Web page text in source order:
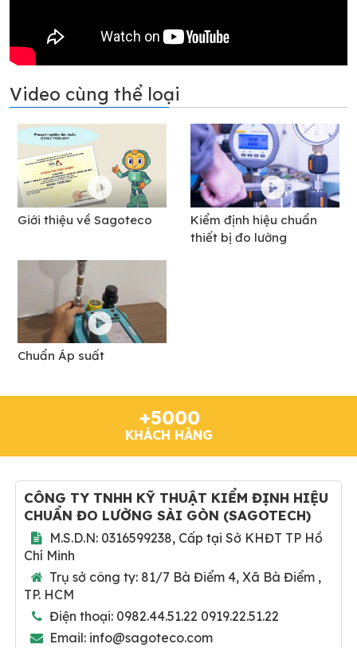
Video cùng thể loại
Giới thiệu về Sagoteco
Kiểm định hiệu chuẩn
thiết bị đo lường
Chuẩn Áp suất
+5000
KHÁCH HÀNG
CÔNG TY TNHH KỸ THUẬT KIỂM ĐỊNH HIỆU
CHUẨN ĐO LƯỜNG SÀI GÒN (SAGOTECH)
M.S.D.N: 0316599238, Cấp tại Sở KHĐT TP Hồ
Chí Minh
Trụ sở công ty: 81/7 Bà Điểm 4, Xã Bà Điểm ,
TP. HCM
Điện thoại: 0982.44.51.22 0919.22.51.22
Email: info@sagoteco.com